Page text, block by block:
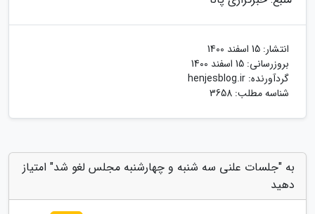
انتشار: 15 اسفند 1400
بروزرسانی: 15 اسفند 1400
گردآورنده: henjesblog.ir
شناسه مطلب: 3658
به "جلسات علنی سه شنبه و چهارشنبه مجلس لغو شد" امتیاز
دهید